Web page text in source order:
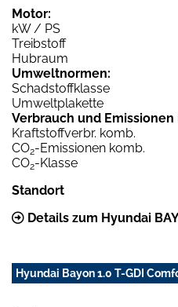
Motor:
kW / PS
Treibstoff
Hubraum
Umweltnormen:
Schadstoffklasse
Umweltplakette
Verbrauch und Emissionen
Kraftstoffverbr. komb.
CO2-Emissionen komb.
CO2-Klasse
Standort
Details zum Hyundai
Hyundai Bayon 1.0 T-GDI